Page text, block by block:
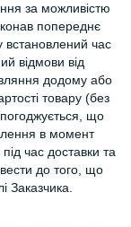
за можливістю
попереднє
час
відмови від
додому або
товару (без
погоджується, що
в момент
час доставки та
до того, що
Заказчика.